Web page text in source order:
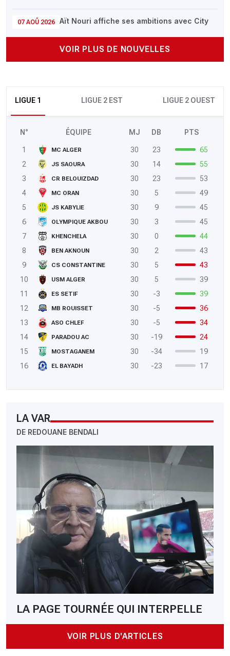
07 AOÛ 2026 Aït Nouri affiche ses ambitions avec City
VOIR PLUS DE NOUVELLES
LIGUE 1 LIGUE 2 EST LIGUE 2 OUEST
N° ÉQUIPE MJ DB PTS
1 MC ALGER 30 23
65
2
JS SAOURA 30 14
55
3
CR BELOUIZDAD 30 23
53
4
MC ORAN 30 5
49
5
JS KABYLIE 30 9
45
6
OLYMPIQUE AKBOU 30 3
45
7
KHENCHELA 30 0
44
8
BEN AKNOUN 30 2
43
9
CS CONSTANTINE 30 5
43
10
USM ALGER 30 5
39
11
ES SETIF 30 -3
39
12
MB ROUISSET 30 -5
36
13
ASO CHLEF 30 -5
34
14
PARADOU AC 30 -19
24
15
MOSTAGANEM 30 -34
19
16
EL BAYADH 30 -23 17
LA VAR
DE REDOUANE BENDALI
LA PAGE TOURNÉE QUI INTERPELLE
VOIR PLUS D'ARTICLES